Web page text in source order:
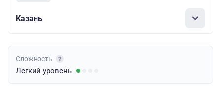
Казань
Сложность
Легкий уровень